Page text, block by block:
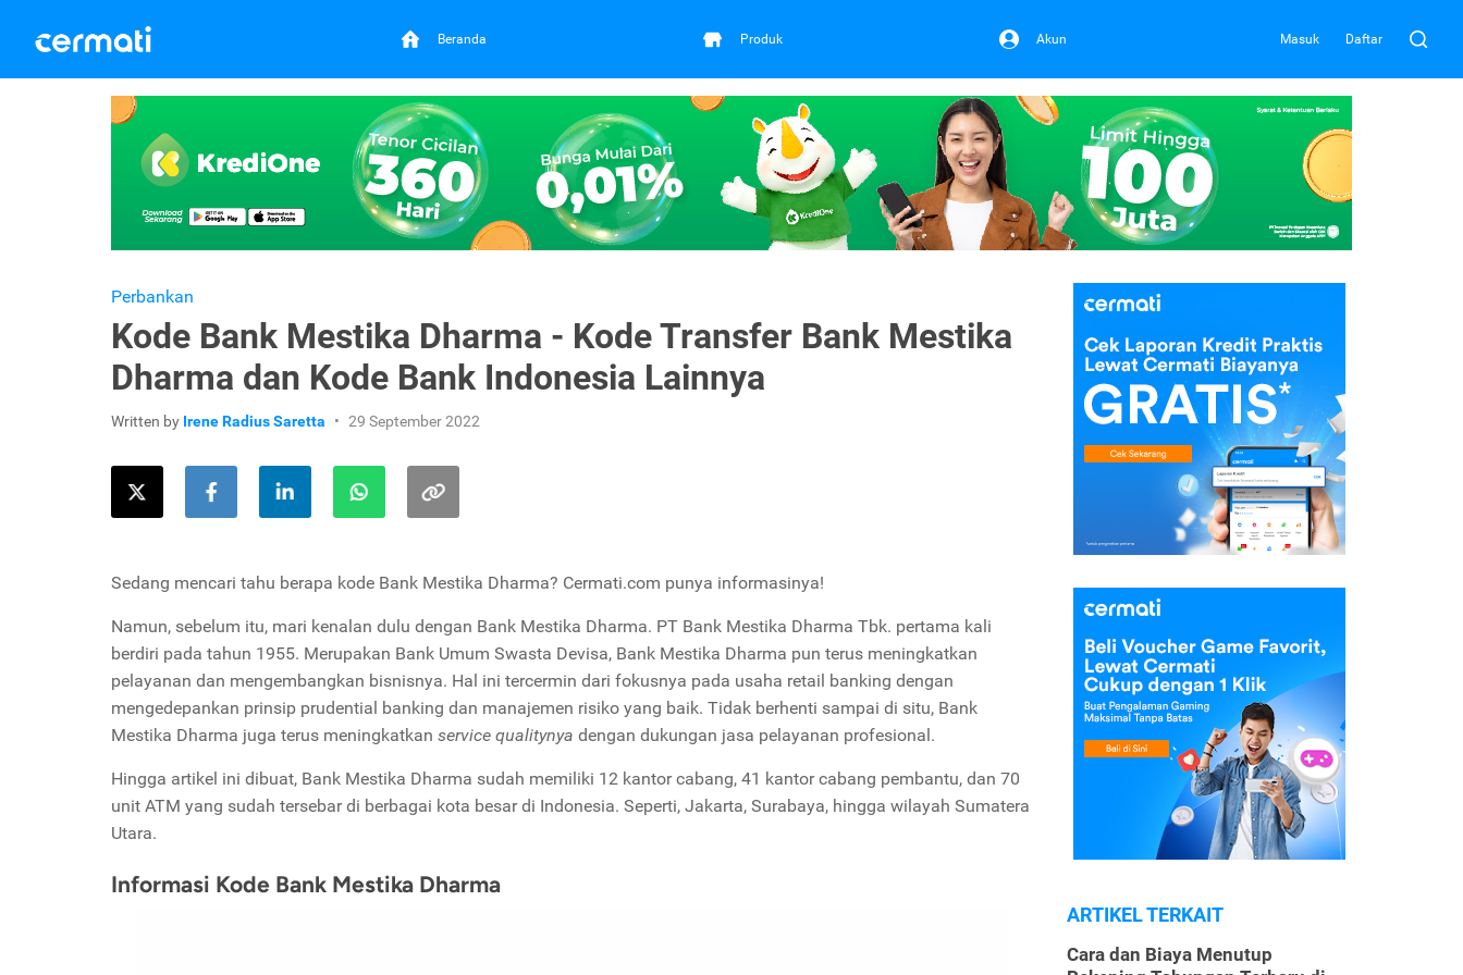
Beranda Produk Akun Masuk Daftar
Perbankan
Kode Bank Mestika Dharma - Kode Transfer Bank Mestika
Dharma dan Kode Bank Indonesia Lainnya
Written by Irene Radius Saretta 29 September 2022
Sedang mencari tahu berapa kode Bank Mestika Dharma? Cermati.com punya informasinya!
Namun, sebelum itu, mari kenalan dulu dengan Bank Mestika Dharma. PT Bank Mestika Dharma Tbk. pertama kali
berdiri pada tahun 1955. Merupakan Bank Umum Swasta Devisa, Bank Mestika Dharma pun terus meningkatkan
pelayanan dan mengembangkan bisnisnya. Hal ini tercermin dari fokusnya pada usaha retail banking dengan
mengedepankan prinsip prudential banking dan manajemen risiko yang baik. Tidak berhenti sampai di situ, Bank
Mestika Dharma juga terus meningkatkan service qualitynya dengan dukungan jasa pelayanan profesional.
Hingga artikel ini dibuat, Bank Mestika Dharma sudah memiliki 12 kantor cabang, 41 kantor cabang pembantu, dan 70
unit ATM yang sudah tersebar di berbagai kota besar di Indonesia. Seperti, Jakarta, Surabaya, hingga wilayah Sumatera
Utara.
Informasi Kode Bank Mestika Dharma
ARTIKEL TERKAIT
Cara dan Biaya Menutup